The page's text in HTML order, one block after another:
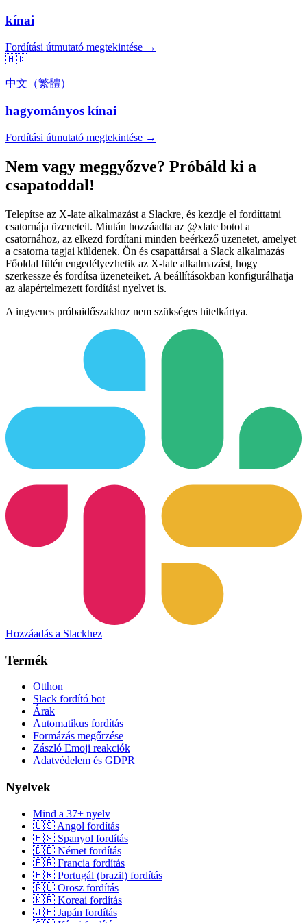
kínai
Fordítási útmutató megtekintése →
🇭🇰
中文（繁體）
hagyományos kínai
Fordítási útmutató megtekintése →
Nem vagy meggyőzve? Próbáld ki a
csapatoddal!
Telepítse az X-late alkalmazást a Slackre, és kezdje el fordíttatni
csatornája üzeneteit. Miután hozzáadta az @xlate botot a
csatornához, az elkezd fordítani minden beérkező üzenetet, amelyet
a csatorna tagjai küldenek. Ön és csapattársai a Slack alkalmazás
Főoldal fülén engedélyezhetik az X-late alkalmazást, hogy
szerkessze és fordítsa üzeneteiket. A beállításokban konfigurálhatja
az alapértelmezett fordítási nyelvet is.
A ingyenes próbaidőszakhoz nem szükséges hitelkártya.
Hozzáadás a Slackhez
Termék
Otthon
Slack fordító bot
Árak
Automatikus fordítás
Formázás megőrzése
Zászló Emoji reakciók
Adatvédelem és GDPR
Nyelvek
Mind a 37+ nyelv
🇺🇸 Angol fordítás
🇪🇸 Spanyol fordítás
🇩🇪 Német fordítás
🇫🇷 Francia fordítás
🇧🇷 Portugál (brazil) fordítás
🇷🇺 Orosz fordítás
🇰🇷 Koreai fordítás
🇯🇵 Japán fordítás